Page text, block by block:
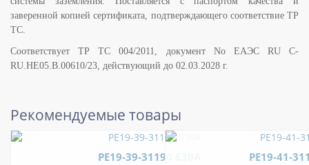
заверенной копией сертификата, подтверждающего соответствие ТР
ТС.
Соответствует ТР ТС 004/2011, документ No ЕАЭС RU C-
RU.НЕ05.B.00610/23, действующий до 02.03.2028 г.
Рекомендуемые товары
РЕ19-39-31190 630А РЕ19-41-